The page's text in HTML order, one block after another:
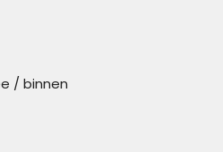
/ binnen